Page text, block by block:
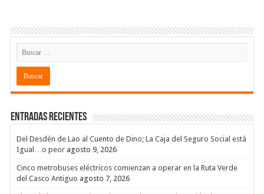
Entradas recientes
Del Desdén de Lao al Cuento de Dino; La Caja del Seguro Social está
Igual…o peor agosto 9, 2026
Cinco metrobuses eléctricos comienzan a operar en la Ruta Verde
del Casco Antiguo agosto 7, 2026